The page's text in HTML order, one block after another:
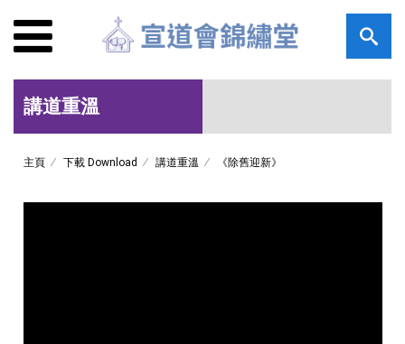
講道重溫
主頁 下載 Download 講道重溫 《除舊迎新》